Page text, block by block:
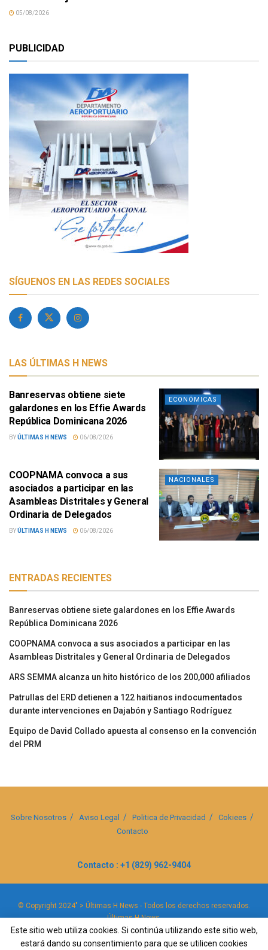
05/08/2026
PUBLICIDAD
SÍGUENOS EN LAS REDES SOCIALES
LAS ÚLTIMAS H NEWS
ECONÓMICAS
Banreservas obtiene siete
galardones en los Effie Awards
República Dominicana 2026
BYÚLTIMAS H NEWS 06/08/2026
NACIONALES
COOPNAMA convoca a sus
asociados a participar en las
Asambleas Distritales y General
Ordinaria de Delegados
BYÚLTIMAS H NEWS 06/08/2026
ENTRADAS RECIENTES
Banreservas obtiene siete galardones en los Effie Awards
República Dominicana 2026
COOPNAMA convoca a sus asociados a participar en las
Asambleas Distritales y General Ordinaria de Delegados
ARS SEMMA alcanza un hito histórico de los 200,000 afiliados
Patrullas del ERD detienen a 122 haitianos indocumentados
durante intervenciones en Dajabón y Santiago Rodríguez
Equipo de David Collado apuesta al consenso en la convención
del PRM
Sobre Nosotros Aviso Legal Politica de Privacidad
Cokiees
Contacto
Contacto : +1 (829) 962-9404
© Copyright 2024" > Últimas H News - Todos los derechos reservados.
Últimas H News.
Este sitio web utiliza cookies. Si continúa utilizando este sitio web,
estará dando su consentimiento para que se utilicen cookies